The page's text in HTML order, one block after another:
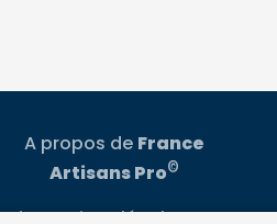
A propos de France
Artisans Pro©
Informations légales